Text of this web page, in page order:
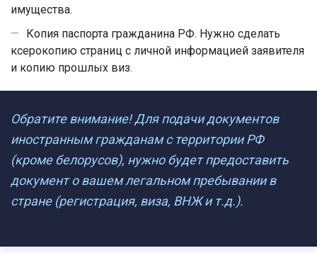
имущества.
Копия паспорта гражданина РФ. Нужно сделать
ксерокопию страниц с личной информацией заявителя
и копию прошлых виз.
Обратите внимание! Для подачи документов
иностранным гражданам с территории РФ
(кроме белорусов), нужно будет предоставить
документ о вашем легальном пребывании в
стране (регистрация, виза, ВНЖ и т.д.).